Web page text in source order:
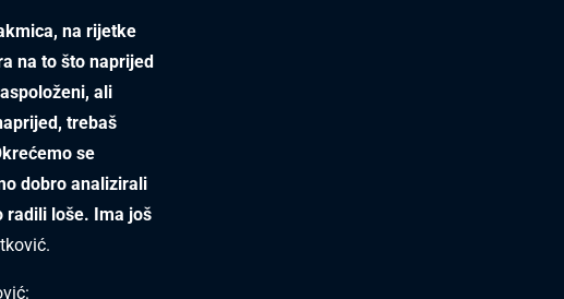
na rijetke
na to što naprijed
ali
trebaš
se
dobro analizirali
radili loše. Ima još